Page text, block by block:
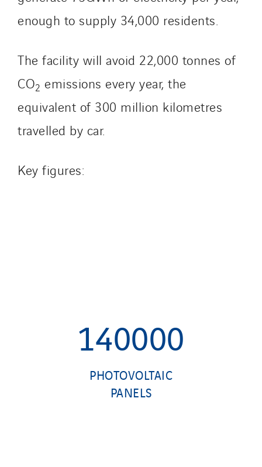
enough to supply 34,000 residents.
The facility will avoid 22,000 tonnes of
CO2 emissions every year, the
equivalent of 300 million kilometres
travelled by car.
Key figures:
140000
PHOTOVOLTAIC
PANELS
Morocco
Netherlands
Norway
Poland
Portugal
Romania
Slovakia
Sweden